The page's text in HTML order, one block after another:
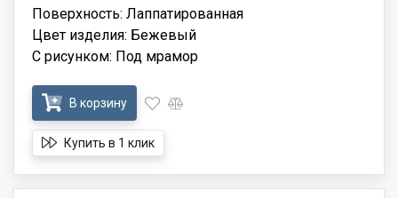
Поверхность: Лаппатированная
Цвет изделия: Бежевый
С рисунком: Под мрамор
В корзину
Купить в 1 клик